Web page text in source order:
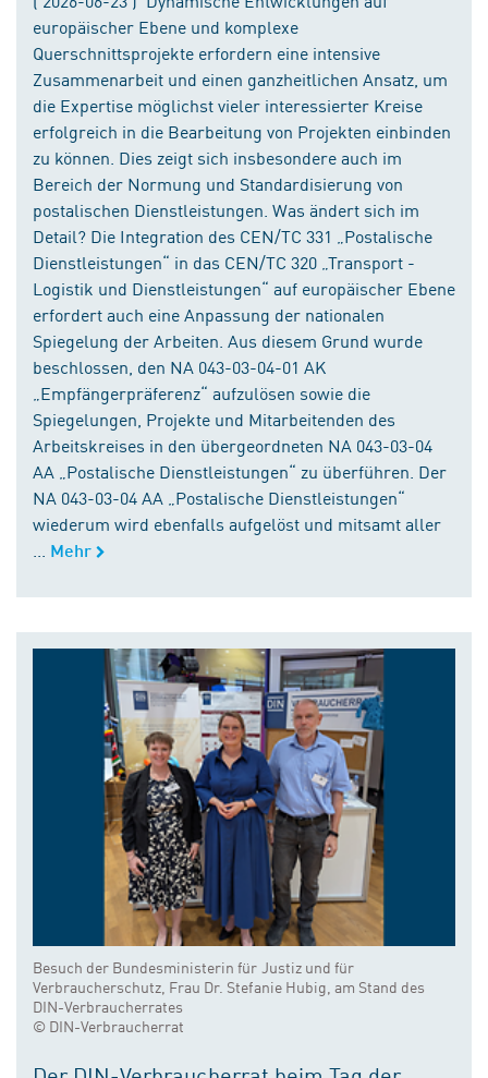
europäischer Ebene und komplexe
Querschnittsprojekte erfordern eine intensive
Zusammenarbeit und einen ganzheitlichen Ansatz, um
die Expertise möglichst vieler interessierter Kreise
erfolgreich in die Bearbeitung von Projekten einbinden
zu können. Dies zeigt sich insbesondere auch im
Bereich der Normung und Standardisierung von
postalischen Dienstleistungen. Was ändert sich im
Detail? Die Integration des CEN/TC 331 „Postalische
Dienstleistungen“ in das CEN/TC 320 „Transport -
Logistik und Dienstleistungen“ auf europäischer Ebene
erfordert auch eine Anpassung der nationalen
Spiegelung der Arbeiten. Aus diesem Grund wurde
beschlossen, den NA 043-03-04-01 AK
„Empfängerpräferenz“ aufzulösen sowie die
Spiegelungen, Projekte und Mitarbeitenden des
Arbeitskreises in den übergeordneten NA 043-03-04
AA „Postalische Dienstleistungen“ zu überführen. Der
NA 043-03-04 AA „Postalische Dienstleistungen“
wiederum wird ebenfalls aufgelöst und mitsamt aller
Mehr
Besuch der Bundesministerin für Justiz und für
Verbraucherschutz, Frau Dr. Stefanie Hubig, am Stand des
DIN-Verbraucherrates
© DIN-Verbraucherrat